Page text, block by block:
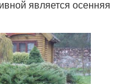
является осенняя